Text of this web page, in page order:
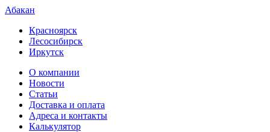
Абакан
Красноярск
Лесосибирск
Иркутск
О компании
Новости
Статьи
Доставка и оплата
Адреса и контакты
Калькулятор